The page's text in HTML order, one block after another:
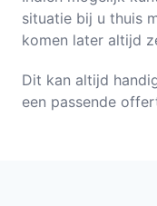
situatie bij u thuis
komen later altijd
Dit kan altijd
een passende